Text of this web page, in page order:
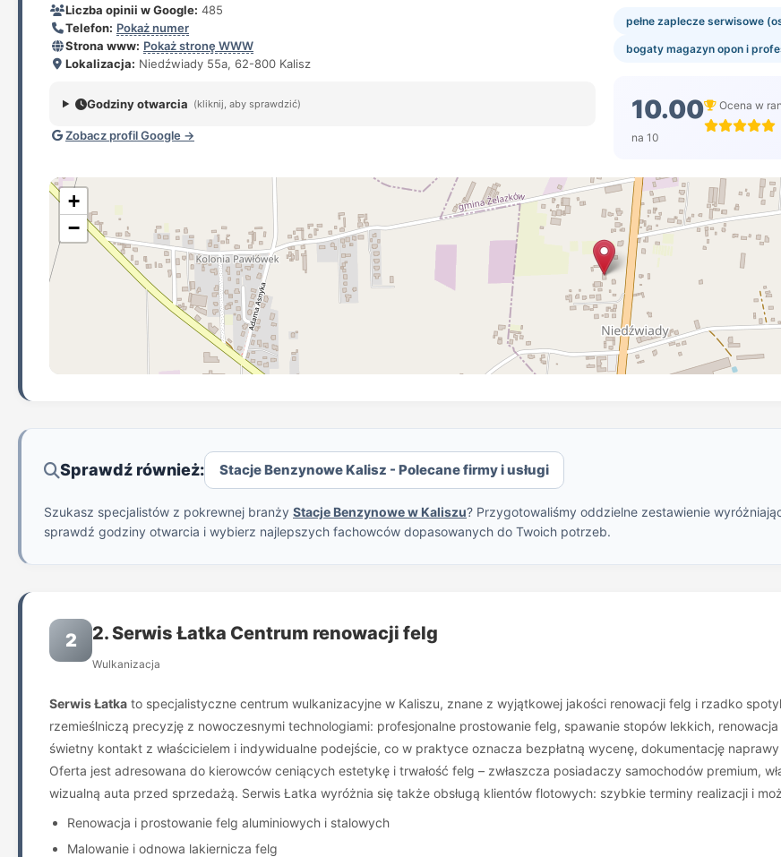
Liczba opinii w Google: 485
Telefon: Pokaż numer
Strona www: Pokaż stronę WWW
Lokalizacja: Niedźwiady 55a, 62-800 Kalisz
Godziny otwarcia (kliknij, aby sprawdzić)
Zobacz profil Google →
pełne zaplecze serwisowe
bogaty magazyn opon i
10.00
na 10
Ocena w
+
−
Sprawdź również: Stacje Benzynowe Kalisz - Polecane firmy i usługi
Szukasz specjalistów z pokrewnej branży Stacje Benzynowe w Kaliszu? Przygotowaliśmy oddzielne zestawienie
sprawdź godziny otwarcia i wybierz najlepszych fachowców dopasowanych do Twoich potrzeb.
2 2. Serwis Łatka Centrum renowacji felg
Wulkanizacja
Serwis Łatka to specjalistyczne centrum wulkanizacyjne w Kaliszu, znane z wyjątkowej jakości renowacji felg i rzadko
rzemieślniczą precyzję z nowoczesnymi technologiami: profesjonalne prostowanie felg, spawanie stopów lekkich,
świetny kontakt z właścicielem i indywidualne podejście, co w praktyce oznacza bezpłatną wycenę, dokumentację
Oferta jest adresowana do kierowców ceniących estetykę i trwałość felg – zwłaszcza posiadaczy samochodów premium,
wizualną auta przed sprzedażą. Serwis Łatka wyróżnia się także obsługą klientów flotowych: szybkie terminy realizacji i
Renowacja i prostowanie felg aluminiowych i stalowych
Malowanie i odnowa lakiernicza felg